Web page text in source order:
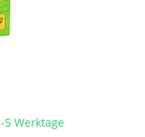
Werktage